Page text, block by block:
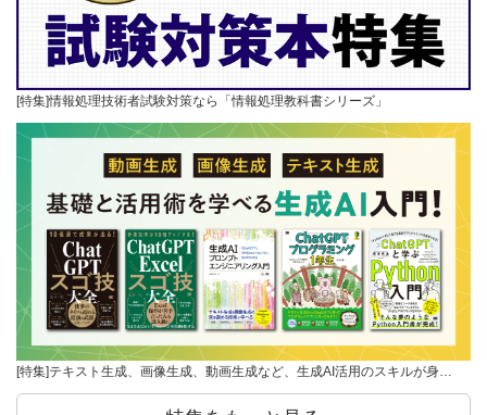
[特集]情報処理技術者試験対策なら「情報処理教科書シリーズ」
[特集]テキスト生成、画像生成、動画生成など、生成AI活用のスキルが身…